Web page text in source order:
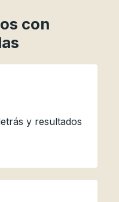
con
y resultados